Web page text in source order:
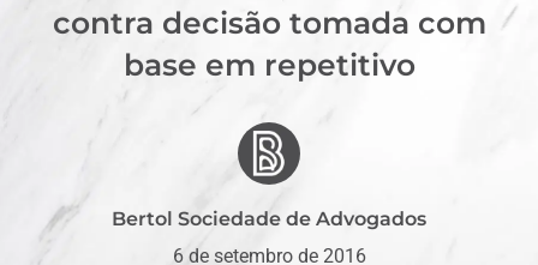
contra decisão tomada com
base em repetitivo
Bertol Sociedade de Advogados
6 de setembro de 2016